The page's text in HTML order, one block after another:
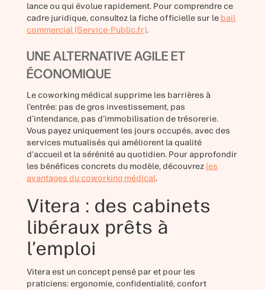
lance ou qui évolue rapidement. Pour comprendre ce
cadre juridique, consultez la fiche officielle sur le bail
commercial (Service-Public.fr).
UNE ALTERNATIVE AGILE ET
ÉCONOMIQUE
Le coworking médical supprime les barrières à
l’entrée: pas de gros investissement, pas
d’intendance, pas d’immobilisation de trésorerie.
Vous payez uniquement les jours occupés, avec des
services mutualisés qui améliorent la qualité
d’accueil et la sérénité au quotidien. Pour approfondir
les bénéfices concrets du modèle, découvrez les
avantages du coworking médical.
Vitera : des cabinets
libéraux prêts à
l’emploi
Vitera est un concept pensé par et pour les
praticiens: ergonomie, confidentialité, confort